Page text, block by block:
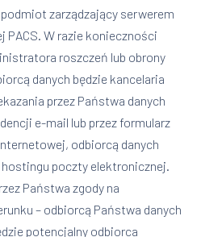
zarządzający serwerem
W razie konieczności
roszczeń lub obrony
danych będzie kancelaria
przez Państwa danych
e-mail lub przez formularz
odbiorcą danych
poczty elektronicznej.
Państwa zgody na
– odbiorcą Państwa danych
potencjalny odbiorca